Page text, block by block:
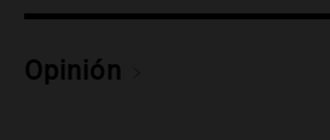
Audio.Kicillof critica
este miércoles
Opinión